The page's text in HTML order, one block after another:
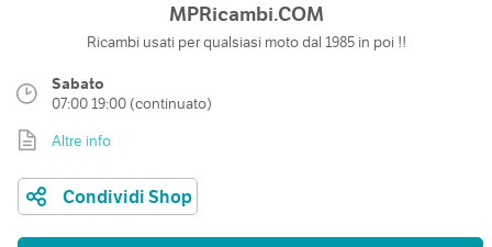
MPRicambi.COM
Ricambi usati per qualsiasi moto dal 1985 in poi !!
Sabato
07:00 19:00 (continuato)
Altre info
Condividi Shop